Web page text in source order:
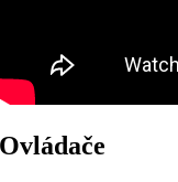
Ovládače